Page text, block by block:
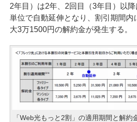
2年目）は2年、2回目（3年目）以
単位で自動延伸となり、割引期間内
大3万1500円の解約金が発生する。
「Web光もっと2割」の適用期間と解約